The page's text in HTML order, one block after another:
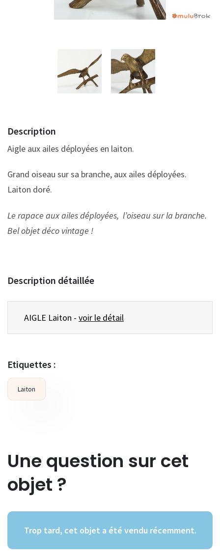
Description
Aigle aux ailes déployées en laiton.
Grand oiseau sur sa branche, aux ailes déployées.
Laiton doré.
Le rapace aux ailes déployées, l’oiseau sur la branche.
Bel objet déco vintage !
Description détaillée
AIGLE Laiton - voir le détail
Etiquettes :
Laiton
Une question sur cet
objet ?
Trop tard, cet objet a été vendu récemment.